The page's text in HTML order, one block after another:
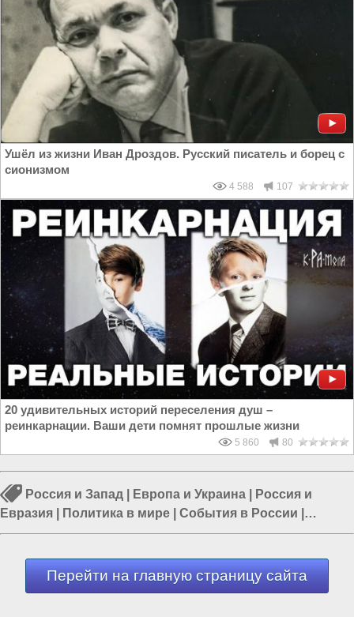
Ушёл из жизни Иван Дроздов. Русский писатель и борец с
сионизмом
4 588 107
20 удивительных историй переселения душ –
реинкарнации. Ваши дети помнят прошлые жизни
5 860 80
Россия и Запад Европа и Украина
Россия и
Евразия
Политика в мире События в России
Происшествия в России|Россия и США
Перейти на главную страницу сайта